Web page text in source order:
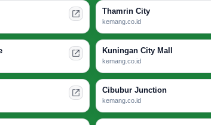
Thamrin City
kemang.co.id
Kuningan City Mall
kemang.co.id
Cibubur Junction
kemang.co.id